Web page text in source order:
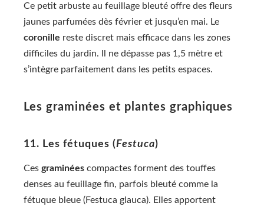
Ce petit arbuste au feuillage bleuté offre des fleurs
jaunes parfumées dès février et jusqu’en mai. Le
coronille reste discret mais efficace dans les zones
difficiles du jardin. Il ne dépasse pas 1,5 mètre et
s’intègre parfaitement dans les petits espaces.
Les graminées et plantes graphiques
11. Les fétuques (Festuca)
Ces graminées compactes forment des touffes
denses au feuillage fin, parfois bleuté comme la
fétuque bleue (Festuca glauca). Elles apportent